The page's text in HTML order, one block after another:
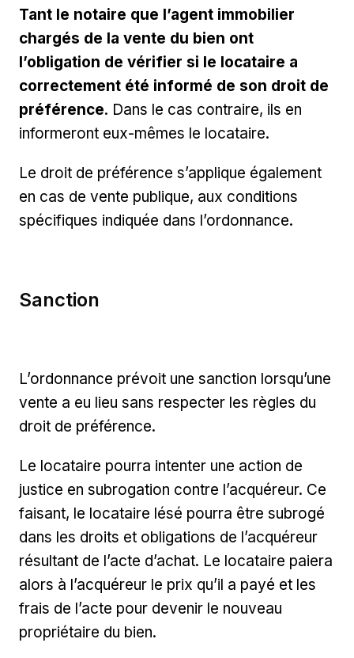
Tant le notaire que l’agent immobilier
chargés de la vente du bien ont
l’obligation de vérifier si le locataire a
correctement été informé de son droit de
préférence. Dans le cas contraire, ils en
informeront eux-mêmes le locataire.
Le droit de préférence s’applique également
en cas de vente publique, aux conditions
spécifiques indiquée dans l’ordonnance.
Sanction
L’ordonnance prévoit une sanction lorsqu’une
vente a eu lieu sans respecter les règles du
droit de préférence.
Le locataire pourra intenter une action de
justice en subrogation contre l’acquéreur. Ce
faisant, le locataire lésé pourra être subrogé
dans les droits et obligations de l’acquéreur
résultant de l’acte d’achat. Le locataire paiera
alors à l’acquéreur le prix qu’il a payé et les
frais de l’acte pour devenir le nouveau
propriétaire du bien.